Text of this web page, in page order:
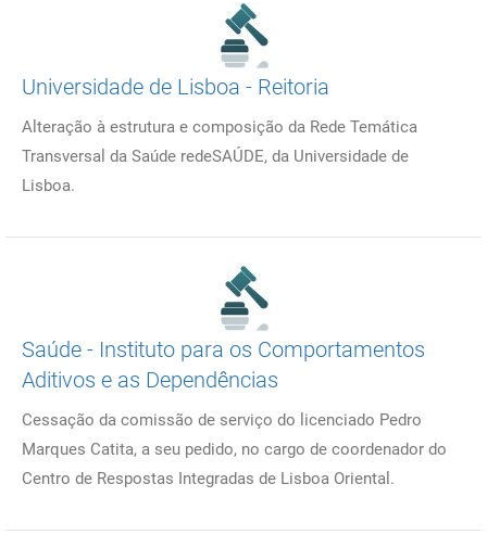
Universidade de Lisboa - Reitoria
Alteração à estrutura e composição da Rede Temática
Transversal da Saúde redeSAÚDE, da Universidade de
Lisboa.
Saúde - Instituto para os Comportamentos
Aditivos e as Dependências
Cessação da comissão de serviço do licenciado Pedro
Marques Catita, a seu pedido, no cargo de coordenador do
Centro de Respostas Integradas de Lisboa Oriental.